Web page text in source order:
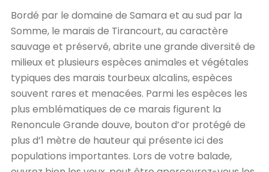
Bordé par le domaine de Samara et au sud par la
Somme, le marais de Tirancourt, au caractère
sauvage et préservé, abrite une grande diversité de
milieux et plusieurs espèces animales et végétales
typiques des marais tourbeux alcalins, espèces
souvent rares et menacées. Parmi les espèces les
plus emblématiques de ce marais figurent la
Renoncule Grande douve, bouton d’or protégé de
plus d’1 mètre de hauteur qui présente ici des
populations importantes. Lors de votre balade,